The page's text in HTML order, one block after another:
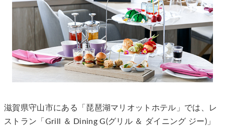
滋賀県守山市にある「琵琶湖マリオットホテル」では、レ
ストラン「Grill ＆ Dining G(グリル ＆ ダイニング ジー)」